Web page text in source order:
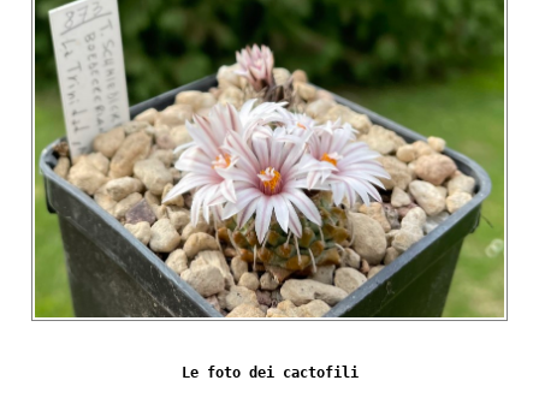
Le foto dei cactofili